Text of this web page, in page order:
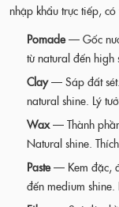
nhập khẩu trực tiếp,
Pomade— Gốc
từ natural đến
Clay— Sáp đất
natural shine. Lý
Wax— Thành
Natural shine.
Paste— Kem đặc,
đến medium